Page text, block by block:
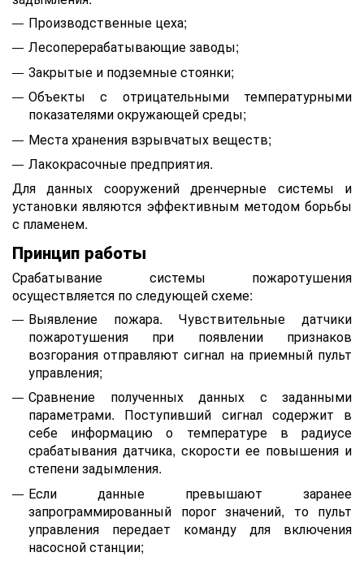
Производственные цеха;
Лесоперерабатывающие заводы;
Закрытые и подземные стоянки;
Объекты с отрицательными температурными
показателями окружающей среды;
Места хранения взрывчатых веществ;
Лакокрасочные предприятия.
Для данных сооружений дренчерные системы и
установки являются эффективным методом борьбы
с пламенем.
Принцип работы
Срабатывание системы пожаротушения
осуществляется по следующей схеме:
Выявление пожара. Чувствительные датчики
пожаротушения при появлении признаков
возгорания отправляют сигнал на приемный пульт
управления;
Сравнение полученных данных с заданными
параметрами. Поступивший сигнал содержит в
себе информацию о температуре в радиусе
срабатывания датчика, скорости ее повышения и
степени задымления.
Если данные превышают заранее
запрограммированный порог значений, то пульт
управления передает команду для включения
насосной станции;